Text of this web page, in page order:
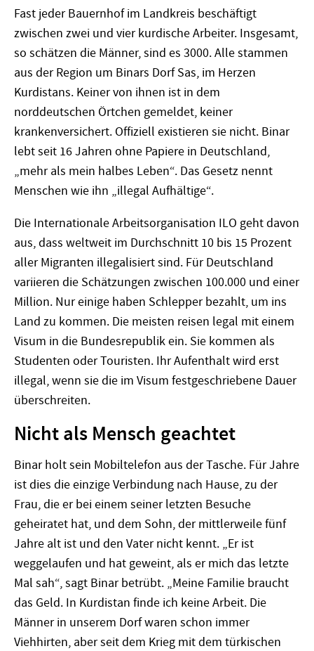
Fast jeder Bauernhof im Landkreis beschäftigt
zwischen zwei und vier kurdische Arbeiter. Insgesamt,
so schätzen die Männer, sind es 3000. Alle stammen
aus der Region um Binars Dorf Sas, im Herzen
Kurdistans. Keiner von ihnen ist in dem
norddeutschen Örtchen gemeldet, keiner
krankenversichert. Offiziell existieren sie nicht. Binar
lebt seit 16 Jahren ohne Papiere in Deutschland,
„mehr als mein halbes Leben“. Das Gesetz nennt
Menschen wie ihn „illegal Aufhältige“.
Die Internationale Arbeitsorganisation ILO geht davon
aus, dass weltweit im Durchschnitt 10 bis 15 Prozent
aller Migranten illegalisiert sind. Für Deutschland
variieren die Schätzungen zwischen 100.000 und einer
Million. Nur einige haben Schlepper bezahlt, um ins
Land zu kommen. Die meisten reisen legal mit einem
Visum in die Bundesrepublik ein. Sie kommen als
Studenten oder Touristen. Ihr Aufenthalt wird erst
illegal, wenn sie die im Visum festgeschriebene Dauer
überschreiten.
Nicht als Mensch geachtet
Binar holt sein Mobiltelefon aus der Tasche. Für Jahre
ist dies die einzige Verbindung nach Hause, zu der
Frau, die er bei einem seiner letzten Besuche
geheiratet hat, und dem Sohn, der mittlerweile fünf
Jahre alt ist und den Vater nicht kennt. „Er ist
weggelaufen und hat geweint, als er mich das letzte
Mal sah“, sagt Binar betrübt. „Meine Familie braucht
das Geld. In Kurdistan finde ich keine Arbeit. Die
Männer in unserem Dorf waren schon immer
Viehhirten, aber seit dem Krieg mit dem türkischen